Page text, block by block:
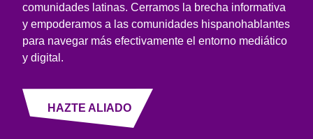
comunidades latinas. Cerramos la brecha informativa
y empoderamos a las comunidades hispanohablantes
para navegar más efectivamente el entorno mediático
y digital.
HAZTE ALIADO